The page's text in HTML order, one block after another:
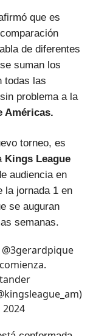
que es
de diferentes
suman los
todas las
problema a la
Américas.
torneo, es
Kings League
audiencia en
la jornada 1 en
se auguran
semanas.
@3gerardpique
2024